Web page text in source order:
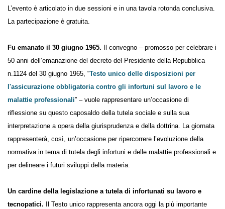
L’evento è articolato in due sessioni e in una tavola rotonda conclusiva.
La partecipazione è gratuita.
Fu emanato il 30 giugno 1965.
Il convegno – promosso per celebrare i
50 anni dell’emanazione del decreto del Presidente della Repubblica
n.1124 del 30 giugno 1965, “Testo unico delle disposizioni per
l'assicurazione obbligatoria contro gli infortuni sul lavoro e le
malattie professionali” – vuole rappresentare un’occasione di
riflessione su questo caposaldo della tutela sociale e sulla sua
interpretazione a opera della giurisprudenza e della dottrina. La giornata
rappresenterà, così, un’occasione per ripercorrere l’evoluzione della
normativa in tema di tutela degli infortuni e delle malattie professionali e
per delineare i futuri sviluppi della materia.
Un cardine della legislazione a tutela di infortunati su lavoro e
tecnopatici. Il Testo unico rappresenta ancora oggi la più importante